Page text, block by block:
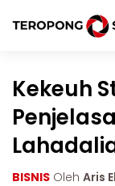
Kekeuh
BISNIS Oleh Aris